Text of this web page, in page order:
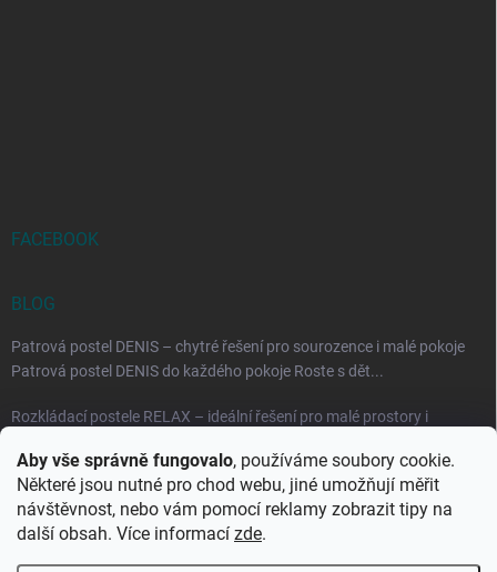
Aby vše správně fungovalo, používáme soubory cookie.
Některé jsou nutné pro chod webu, jiné umožňují měřit
návštěvnost, nebo vám pomocí reklamy zobrazit tipy na
další obsah. Více informací zde.
FACEBOOK
BLOG
Patrová postel DENIS – chytré řešení pro sourozence i malé pokoje
Patrová postel DENIS do každého pokoje Roste s dět...
Rozkládací postele RELAX – ideální řešení pro malé prostory i
Rozkládací postel, která se přizpůsobí vašemu živo...